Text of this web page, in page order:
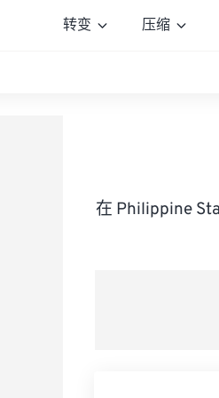
转变 压缩
在 Philippine